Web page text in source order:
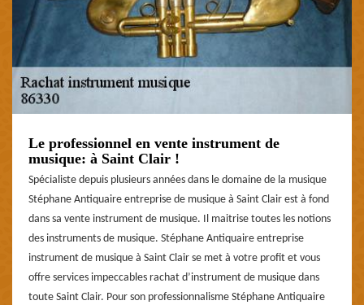
Le professionnel en vente instrument de
musique: à Saint Clair !
Spécialiste depuis plusieurs années dans le domaine de la musique
Stéphane Antiquaire entreprise de musique à Saint Clair est à fond
dans sa vente instrument de musique. Il maitrise toutes les notions
des instruments de musique. Stéphane Antiquaire entreprise
instrument de musique à Saint Clair se met à votre profit et vous
offre services impeccables rachat d’instrument de musique dans
toute Saint Clair. Pour son professionnalisme Stéphane Antiquaire